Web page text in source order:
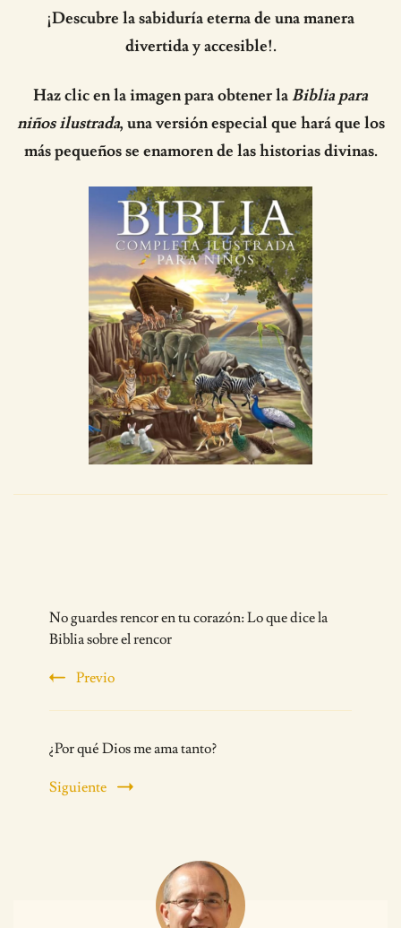
¡Descubre la sabiduría eterna de una manera
divertida y accesible!.
Haz clic en la imagen para obtener laBiblia para
niños ilustrada, una versión especial que hará que los
más pequeños se enamoren de las historias divinas.
Navigation
No guardes rencor en tu corazón: Lo que dice la
Biblia sobre el rencor
Previo
¿Por qué Dios me ama tanto?
Siguiente